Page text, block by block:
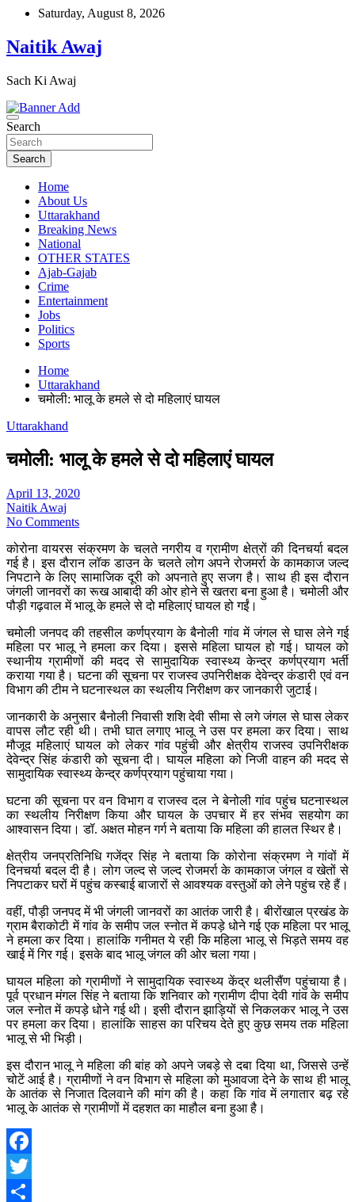
Skip
content
Saturday, August 8, 2026
Naitik Awaj
Sach Ki Awaj
Search
Search
Home
About Us
Uttarakhand
Breaking News
National
OTHER STATES
Ajab-Gajab
Crime
Entertainment
Jobs
Politics
Sports
Home
Uttarakhand
चमोली: भालू के हमले से दो महिलाएं घायल
Uttarakhand
चमोली: भालू के हमले से दो महिलाएं घायल
April 13, 2020
Naitik Awaj
No Comments
कोरोना वायरस संक्रमण के चलते नगरीय व ग्रामीण क्षेत्रों की दिनचर्या बदल
गई है। इस दौरान लॉक डाउन के चलते लोग अपने रोजमर्रा के कामकाज जल्द
निपटाने के लिए सामाजिक दूरी को अपनाते हुए सजग है। साथ ही इस दौरान
जंगली जानवरों का रूख आबादी की ओर होने से खतरा बना हुआ है। चमोली और
पौड़ी गढ़वाल में भालू के हमले से दो महिलाएं घायल हो गईं।
चमोली जनपद की तहसील कर्णप्रयाग के बैनोली गांव में जंगल से घास लेने गई
महिला पर भालू ने हमला कर दिया। इससे महिला घायल हो गई। घायल को
स्थानीय ग्रामीणों की मदद से सामुदायिक स्वास्थ्य केन्द्र कर्णप्रयाग भर्ती
कराया गया है। घटना की सूचना पर राजस्व उपनिरीक्षक देवेन्द्र कंडारी एवं वन
विभाग की टीम ने घटनास्थल का स्थलीय निरीक्षण कर जानकारी जुटाई।
जानकारी के अनुसार बैनोली निवासी शशि देवी सीमा से लगे जंगल से घास लेकर
वापस लौट रही थी। तभी घात लगाए भालू ने उस पर हमला कर दिया। साथ
मौजूद महिलाएं घायल को लेकर गांव पहुंची और क्षेत्रीय राजस्व उपनिरीक्षक
देवेन्द्र सिंह कंडारी को सूचना दी। घायल महिला को निजी वाहन की मदद से
सामुदायिक स्वास्थ्य केन्द्र कर्णप्रयाग पहुंचाया गया।
घटना की सूचना पर वन विभाग व राजस्व दल ने बेनोली गांव पहुंच घटनास्थल
का स्थलीय निरीक्षण किया और घायल के उपचार में हर संभव सहयोग का
आश्वासन दिया। डॉ. अक्षत मोहन गर्ग ने बताया कि महिला की हालत स्थिर है।
क्षेत्रीय जनप्रतिनिधि गजेंद्र सिंह ने बताया कि कोरोना संक्रमण ने गांवों में
दिनचर्या बदल दी है। लोग जल्द से जल्द रोजमर्रा के कामकाज जंगल व खेतों से
निपटाकर घरों में पहुंच कस्बाई बाजारों से आवश्यक वस्तुओं को लेने पहुंच रहे हैं।
वहीं, पौड़ी जनपद में भी जंगली जानवरों का आतंक जारी है। बीरोंखाल प्रखंड के
ग्राम बैराकोटी में गांव के समीप जल स्नोत में कपड़े धोने गई एक महिला पर भालू
ने हमला कर दिया। हालांकि गनीमत ये रही कि महिला भालू से भिड़ते समय वह
खाई में गिर गई। इसके बाद भालू जंगल की ओर चला गया।
घायल महिला को ग्रामीणों ने सामुदायिक स्वास्थ्य केंद्र थलीसैंण पहुंचाया है।
पूर्व प्रधान मंगल सिंह ने बताया कि शनिवार को ग्रामीण दीपा देवी गांव के समीप
जल स्नोत में कपड़े धोने गई थी। इसी दौरान झाड़ियों से निकलकर भालू ने उस
पर हमला कर दिया। हालांकि साहस का परिचय देते हुए कुछ समय तक महिला
भालू से भी भिड़ी।
इस दौरान भालू ने महिला की बांह को अपने जबड़े से दबा दिया था, जिससे उन्हें
चोटें आई है। ग्रामीणों ने वन विभाग से महिला को मुआवजा देने के साथ ही भालू
के आतंक से निजात दिलवाने की मांग की है। कहा कि गांव में लगातार बढ़ रहे
भालू के आतंक से ग्रामीणों में दहशत का माहौल बना हुआ है।
Facebook
Twitter